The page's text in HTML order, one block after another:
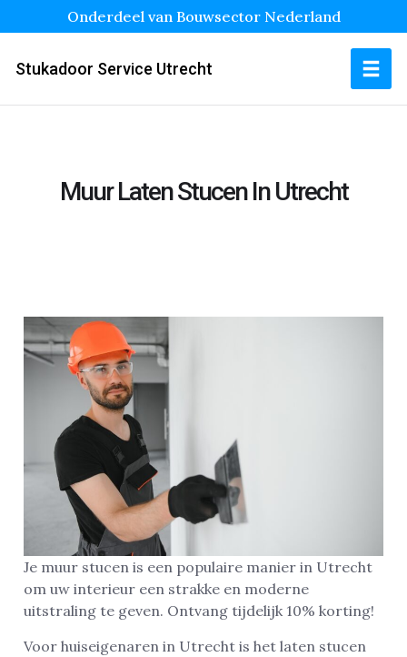
Onderdeel van Bouwsector Nederland
Stukadoor Service Utrecht
Muur Laten Stucen In Utrecht
Je muur stucen is een populaire manier in Utrecht
om uw interieur een strakke en moderne
uitstraling te geven. Ontvang tijdelijk 10% korting!
Voor huiseigenaren in Utrecht is het laten stucen